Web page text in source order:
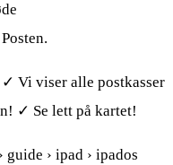
Vi viser alle postkasser
✓ Se lett på kartet!
› ipad › ipados